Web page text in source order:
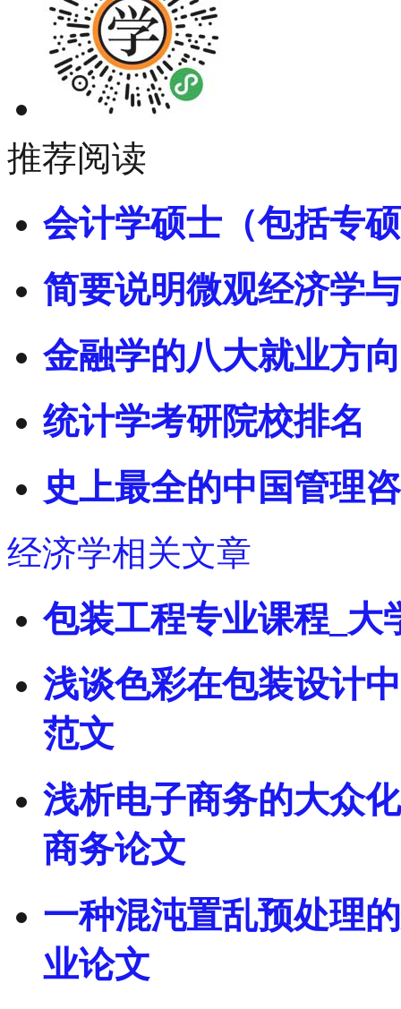
推荐阅读
会计学硕士（包括专
简要说明微观经济学
金融学的八大就业方
统计学考研院校排名
史上最全的中国管理
经济学相关文章
包装工程专业课程_大
浅谈色彩在包装设计
范文
浅析电子商务的大众
商务论文
一种混沌置乱预处理
业论文